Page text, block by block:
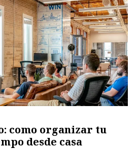
como organizar tu
desde casa